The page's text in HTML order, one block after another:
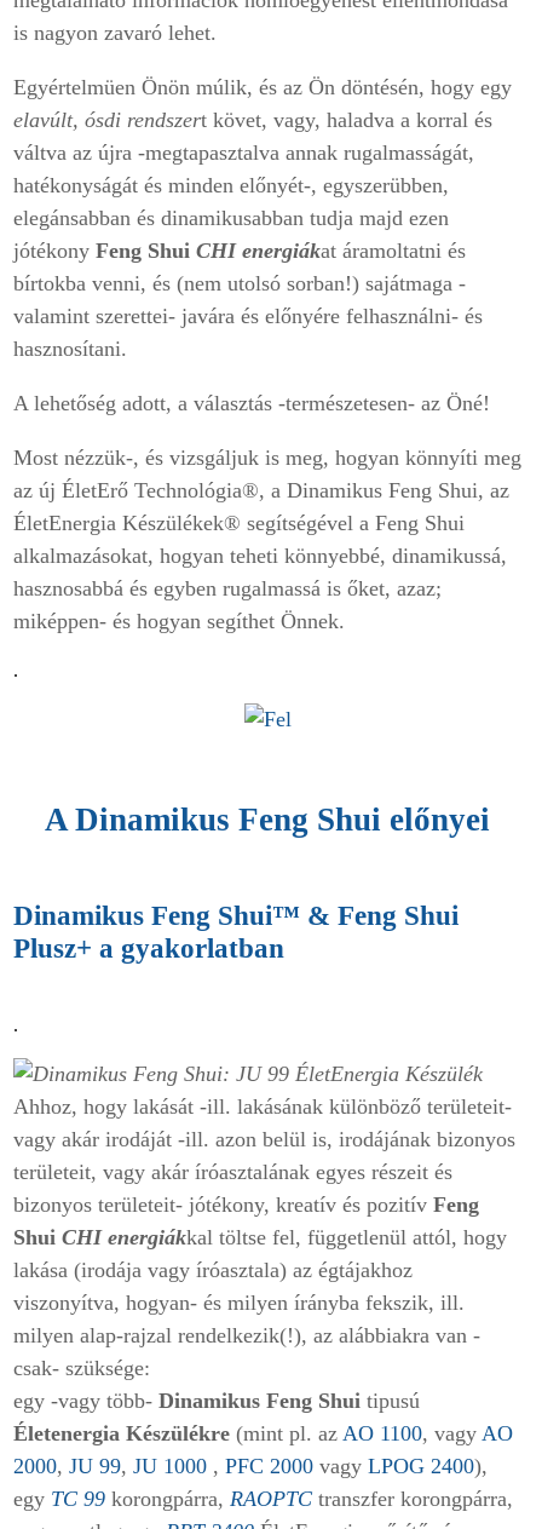
is nagyon zavaró lehet.
Egyértelmüen Önön múlik, és az Ön döntésén, hogy egy
elavúlt, ósdi rendszert követ, vagy, haladva a korral és
váltva az újra -megtapasztalva annak rugalmasságát,
hatékonyságát és minden előnyét-, egyszerübben,
elegánsabban és dinamikusabban tudja majd ezen
jótékony Feng Shui CHI energiákat áramoltatni és
bírtokba venni, és (nem utolsó sorban!) sajátmaga -
valamint szerettei- javára és előnyére felhasználni- és
hasznosítani.
A lehetőség adott, a választás -természetesen- az Öné!
Most nézzük-, és vizsgáljuk is meg, hogyan könnyíti meg
az új ÉletErő Technológia®, a Dinamikus Feng Shui, az
ÉletEnergia Készülékek® segítségével a Feng Shui
alkalmazásokat, hogyan teheti könnyebbé, dinamikussá,
hasznosabbá és egyben rugalmassá is őket, azaz;
miképpen- és hogyan segíthet Önnek.
.
A Dinamikus Feng Shui előnyei
Dinamikus Feng Shui™ & Feng Shui
Plusz+ a gyakorlatban
.
Ahhoz, hogy lakását -ill. lakásának különböző területeit-
vagy akár irodáját -ill. azon belül is, irodájának bizonyos
területeit, vagy akár íróasztalának egyes részeit és
bizonyos területeit- jótékony, kreatív és pozitív Feng
Shui CHI energiákkal töltse fel, függetlenül attól, hogy
lakása (irodája vagy íróasztala) az égtájakhoz
viszonyítva, hogyan- és milyen írányba fekszik, ill.
milyen alap-rajzal rendelkezik(!), az alábbiakra van -
csak- szüksége:
egy -vagy több- Dinamikus Feng Shui tipusú
Életenergia Készülékre (mint pl. az AO 1100, vagy AO
2000, JU 99, JU 1000 , PFC 2000 vagy LPOG 2400),
egy TC 99 korongpárra, RAOPTC transzfer korongpárra,